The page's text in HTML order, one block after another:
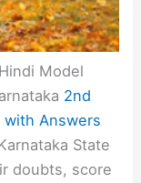
Model
2nd
with Answers
State
doubts, score